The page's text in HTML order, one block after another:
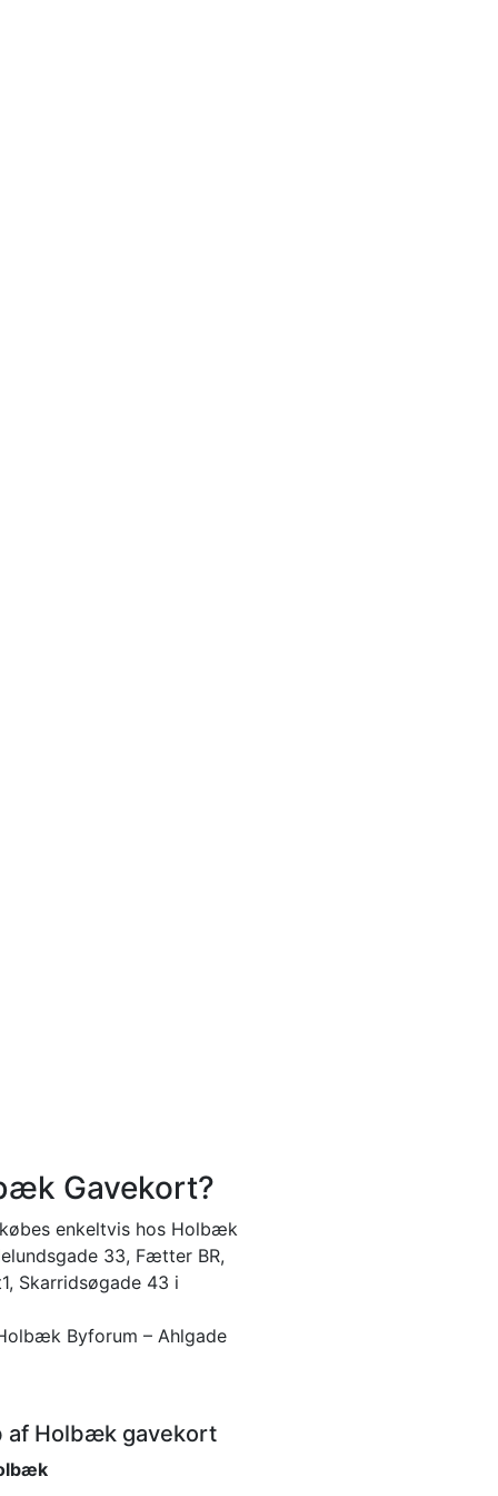
Gavekort?
enkeltvis hos Holbæk
33, Fætter BR,
Skarridsøgade 43 i
Byforum – Ahlgade
af Holbæk gavekort